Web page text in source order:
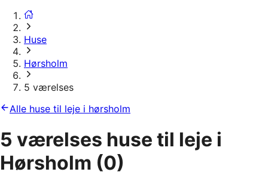
Huse
Hørsholm
5 værelses
Alle huse til leje i hørsholm
5 værelses huse til leje i
Hørsholm (0)